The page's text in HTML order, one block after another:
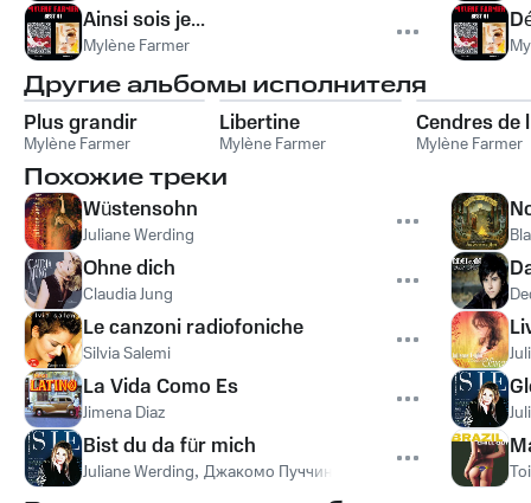
Ainsi sois je...
Mylène Farmer
Другие альбомы исполнителя
Plus grandir
Mylène Farmer
Libertine
Mylène Farmer
Cendres de
Mylène Farmer
Похожие треки
Wüstensohn
Juliane Werding
Ohne dich
Claudia Jung
Le canzoni radiofoniche
Silvia Salemi
La Vida Como Es
Jimena Diaz
Bist du da für mich
Juliane Werding, Джакомо Пуччини